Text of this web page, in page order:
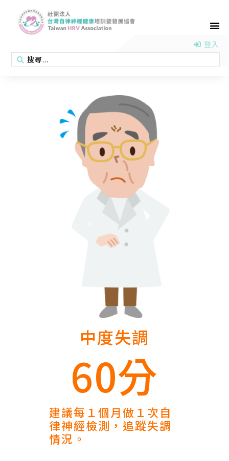
登入
中度失調
60分
建議每１個月做１次自
律神經檢測，追蹤失調
情況。